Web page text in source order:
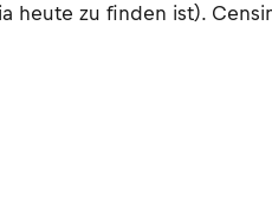
heute zu finden ist).